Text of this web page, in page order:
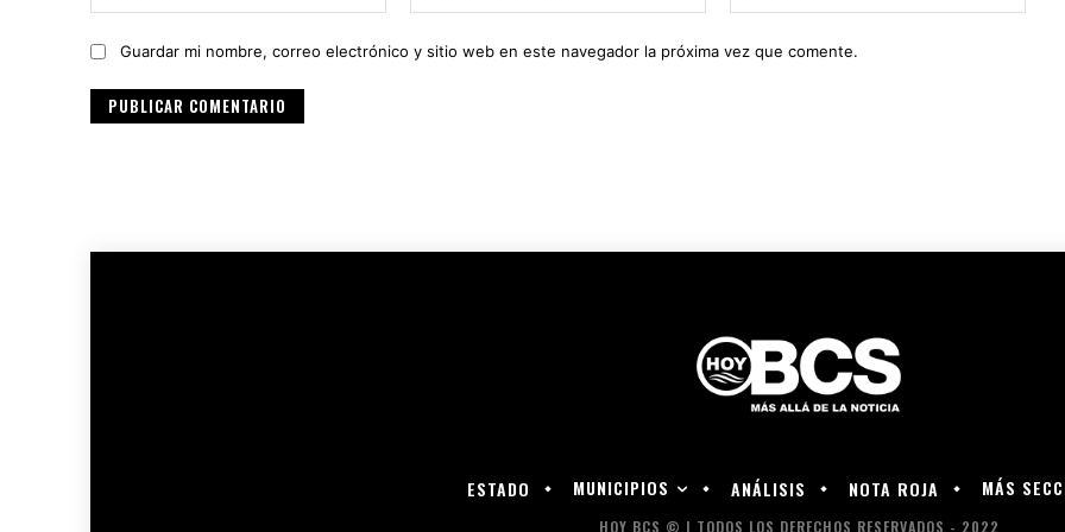
electrónico:*
web:
Guardar mi nombre, correo electrónico y sitio web en este navegador la próxima vez que comente.
ESTADO MUNICIPIOS ANÁLISIS NOTA ROJA MÁS
HOY BCS © | TODOS LOS DERECHOS RESERVADOS - 2022